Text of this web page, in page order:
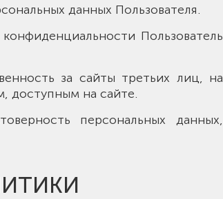
данных Пользователя.
Пользователь
за сайты третьих лиц, на
доступным на сайте.
персональных данных,